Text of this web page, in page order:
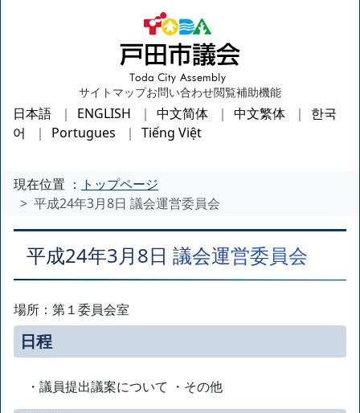
サイトマップお問い合わせ閲覧補助機能
日本語 ENGLISH 中文简体 中文繁体
한국
어
Portugues Tiếng Việt
現在位置 ： トップページ
平成24年3月8日 議会運営委員会
平成24年3月8日 議会運営委員会
場所：第１委員会室
日程
・議員提出議案について ・その他